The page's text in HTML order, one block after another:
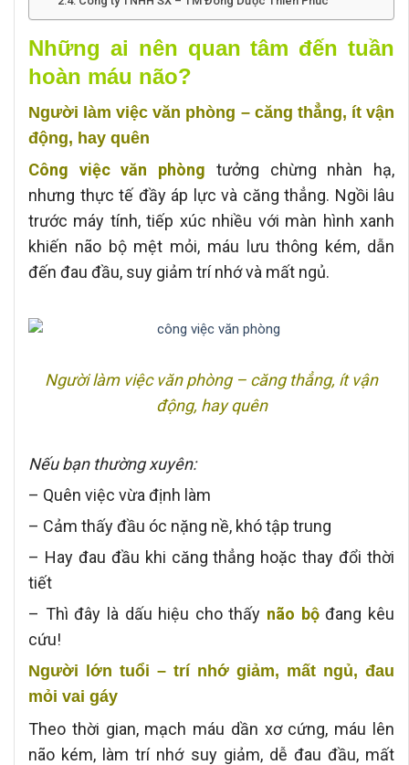
Những ai nên quan tâm đến tuần
hoàn máu não?
Người làm việc văn phòng – căng thẳng, ít vận
động, hay quên
Công việc văn phòng tưởng chừng nhàn hạ,
nhưng thực tế đầy áp lực và căng thẳng. Ngồi lâu
trước máy tính, tiếp xúc nhiều với màn hình xanh
khiến não bộ mệt mỏi, máu lưu thông kém, dẫn
đến đau đầu, suy giảm trí nhớ và mất ngủ.
Người làm việc văn phòng – căng thẳng, ít vận
động, hay quên
Nếu bạn thường xuyên:
– Quên việc vừa định làm
– Cảm thấy đầu óc nặng nề, khó tập trung
– Hay đau đầu khi căng thẳng hoặc thay đổi thời
tiết
– Thì đây là dấu hiệu cho thấy não bộđang kêu
cứu!
Người lớn tuổi – trí nhớ giảm, mất ngủ, đau
mỏi vai gáy
Theo thời gian, mạch máu dần xơ cứng, máu lên
não kém, làm trí nhớ suy giảm, dễ đau đầu, mất